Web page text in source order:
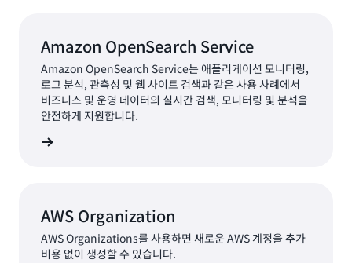
Amazon OpenSearch Service
Amazon OpenSearch Service는 애플리케이션 모니터링,
로그 분석, 관측성 및 웹 사이트 검색과 같은 사용 사례에서
비즈니스 및 운영 데이터의 실시간 검색, 모니터링 및 분석을
안전하게 지원합니다.
AWS Organization
AWS Organizations를 사용하면 새로운 AWS 계정을 추가
비용 없이 생성할 수 있습니다.